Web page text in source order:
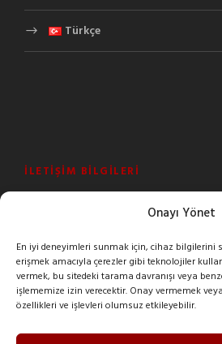
Onayı Yönet
En iyi deneyimleri sunmak için, cihaz
erişmek amacıyla çerezler gibi teknolojiler
vermek, bu sitedeki tarama davranışı veya
işlememize izin verecektir. Onay vermemek
özellikleri ve işlevleri olumsuz etkileyebilir.
Türkçe
İLETIŞIM BILGILERI
Şeyhli Mah. Sanayi Cad. No:1
+90 216 378 03 26
imak@imakreduktor.com